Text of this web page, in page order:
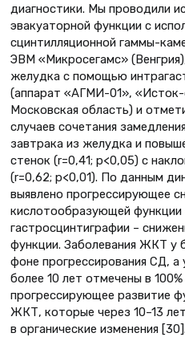
диагностики. Мы проводили
эвакуаторной функции с
сцинтилляционной гаммы-
ЭВМ «Микросегамс»
желудка с помощью
(аппарат «АГМИ-01»,
Московская область) и
случаев сочетания
завтрака из желудка и
стенок (r=0,41; р<0,05) с
(r=0,62; р<0,01). По данным
выявлено прогрессирующее
кислотообразующей
гастросцинтиграфии –
функции. Заболевания ЖКТ у
фоне прогрессирования СД,
более 10 лет отмечены в
прогрессирующее развитие
ЖКТ, которые через 10–13
в органические изменения [30].